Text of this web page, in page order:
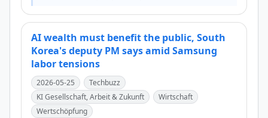
AI wealth must benefit the public, South
Korea's deputy PM says amid Samsung
labor tensions
2026-05-25
Techbuzz
KI Gesellschaft, Arbeit & Zukunft
Wirtschaft
Wertschöpfung